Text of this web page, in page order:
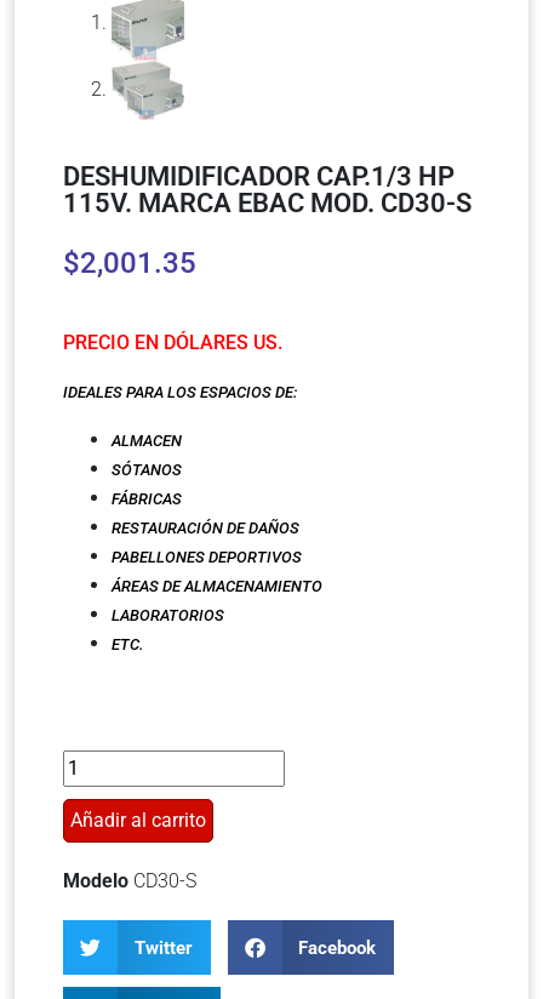
DESHUMIDIFICADOR CAP.1/3 HP
115V. MARCA EBAC MOD. CD30-S
$2,001.35
PRECIO EN DÓLARES US.
IDEALES PARA LOS ESPACIOS DE:
ALMACEN
SÓTANOS
FÁBRICAS
RESTAURACIÓN DE DAÑOS
PABELLONES DEPORTIVOS
ÁREAS DE ALMACENAMIENTO
LABORATORIOS
ETC.
Añadir al carrito
Modelo CD30-S
Twitter Facebook